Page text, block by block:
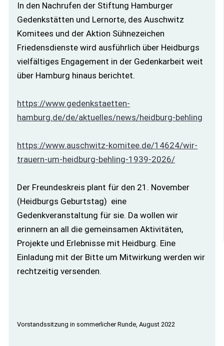
In den Nachrufen der Stiftung Hamburger
Gedenkstätten und Lernorte, des Auschwitz
Komitees und der Aktion Sühnezeichen
Friedensdienste wird ausführlich über Heidburgs
vielfältiges Engagement in der Gedenkarbeit weit
über Hamburg hinaus berichtet.
https://www.gedenkstaetten-
hamburg.de/de/aktuelles/news/heidburg-behling
https://www.auschwitz-komitee.de/14624/wir-
trauern-um-heidburg-behling-1939-2026/
Der Freundeskreis plant für den 21. November
(Heidburgs Geburtstag) eine
Gedenkveranstaltung für sie. Da wollen wir
erinnern an all die gemeinsamen Aktivitäten,
Projekte und Erlebnisse mit Heidburg. Eine
Einladung mit der Bitte um Mitwirkung werden wir
rechtzeitig versenden.
Vorstandssitzung in sommerlicher Runde, August 2022